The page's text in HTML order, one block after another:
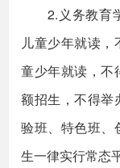
2.义务教育学
儿童少年就读
童少年就读，不
额招生，不得举
验班、特色班、
生一律实行常态